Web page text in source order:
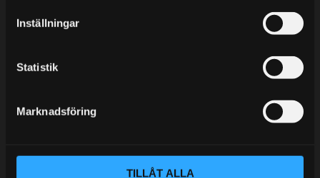
Inställningar
Statistik
Marknadsföring
TILLÅT ALLA